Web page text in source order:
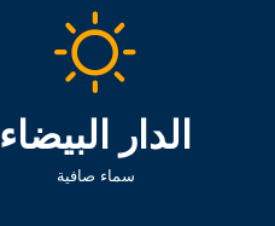
الدار البيضاء
سماء صافية